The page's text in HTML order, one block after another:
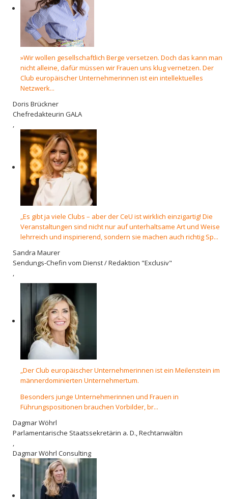
»Wir wollen gesellschaftlich Berge versetzen. Doch das kann man
nicht alleine, dafür müssen wir Frauen uns klug vernetzen. Der
Club europäischer Unternehmerinnen ist ein intellektuelles
Netzwerk...
Doris Brückner
Chefredakteurin GALA
,
„Es gibt ja viele Clubs – aber der CeU ist wirklich einzigartig! Die
Veranstaltungen sind nicht nur auf unterhaltsame Art und Weise
lehrreich und inspirierend, sondern sie machen auch richtig Sp...
Sandra Maurer
Sendungs-Chefin vom Dienst / Redaktion "Exclusiv"
,
„Der Club europäischer Unternehmerinnen ist ein Meilenstein im
männerdominierten Unternehmertum.
Besonders junge Unternehmerinnen und Frauen in
Führungspositionen brauchen Vorbilder, br...
Dagmar Wöhrl
Parlamentarische Staatssekretärin a. D., Rechtanwältin
Dagmar Wöhrl Consulting